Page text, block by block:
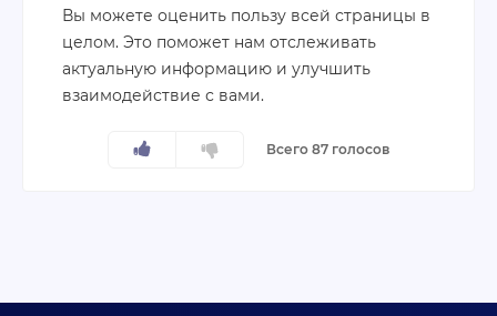
Вы можете оценить пользу всей страницы в
целом. Это поможет нам отслеживать
актуальную информацию и улучшить
взаимодействие с вами.
Всего 87 голосов